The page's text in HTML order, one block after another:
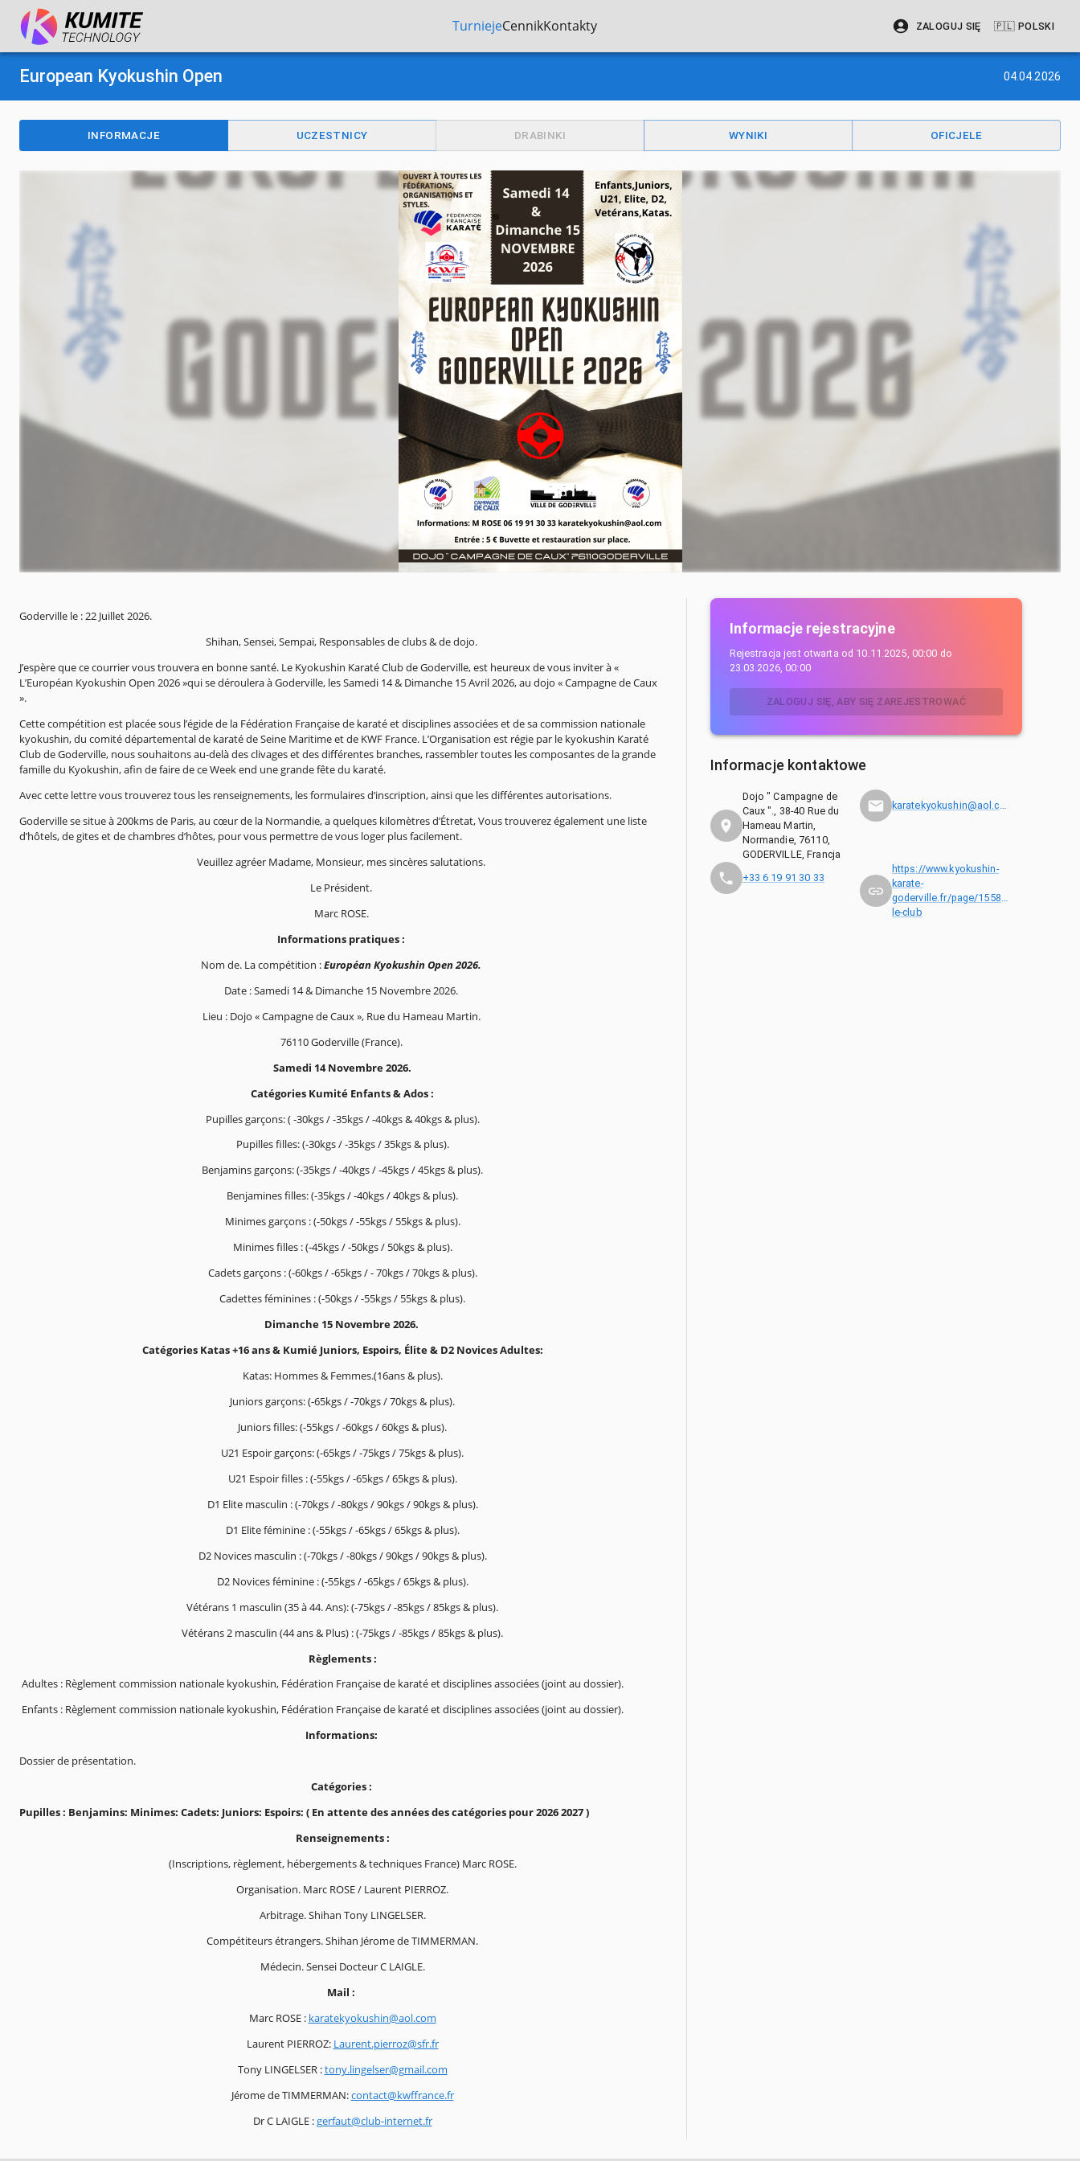
TurniejeCennikKontakty ZALOGUJ SIĘ 🇵🇱 POLSKI
European Kyokushin Open 04.04.2026
INFORMACJE UCZESTNICY DRABINKI WYNIKI OFICJELE
Goderville le : 22 Juillet 2026.
Shihan, Sensei, Sempai, Responsables de clubs & de dojo.
J’espère que ce courrier vous trouvera en bonne santé. Le Kyokushin Karaté Club de Goderville, est heureux de vous inviter à «
L’Européan Kyokushin Open 2026 »qui se déroulera à Goderville, les Samedi 14 & Dimanche 15 Avril 2026, au dojo « Campagne de Caux
».
Cette compétition est placée sous l’égide de la Fédération Française de karaté et disciplines associées et de sa commission nationale
kyokushin, du comité départemental de karaté de Seine Maritime et de KWF France. L’Organisation est régie par le kyokushin Karaté
Club de Goderville, nous souhaitons au-delà des clivages et des différentes branches, rassembler toutes les composantes de la grande
famille du Kyokushin, afin de faire de ce Week end une grande fête du karaté.
Avec cette lettre vous trouverez tous les renseignements, les formulaires d’inscription, ainsi que les différentes autorisations.
Goderville se situe à 200kms de Paris, au cœur de la Normandie, a quelques kilomètres d’Étretat, Vous trouverez également une liste
d’hôtels, de gites et de chambres d’hôtes, pour vous permettre de vous loger plus facilement.
Veuillez agréer Madame, Monsieur, mes sincères salutations.
Le Président.
Marc ROSE.
Informations pratiques :
Nom de. La compétition :Européan Kyokushin Open 2026.
Date : Samedi 14 & Dimanche 15 Novembre 2026.
Lieu : Dojo « Campagne de Caux », Rue du Hameau Martin.
76110 Goderville (France).
Samedi 14 Novembre 2026.
Catégories Kumité Enfants & Ados :
Pupilles garçons: ( -30kgs / -35kgs / -40kgs & 40kgs & plus).
Pupilles filles: (-30kgs / -35kgs / 35kgs & plus).
Benjamins garçons: (-35kgs / -40kgs / -45kgs / 45kgs & plus).
Benjamines filles: (-35kgs / -40kgs / 40kgs & plus).
Minimes garçons : (-50kgs / -55kgs / 55kgs & plus).
Minimes filles : (-45kgs / -50kgs / 50kgs & plus).
Cadets garçons : (-60kgs / -65kgs / - 70kgs / 70kgs & plus).
Cadettes féminines : (-50kgs / -55kgs / 55kgs & plus).
Dimanche 15 Novembre 2026.
Catégories Katas +16 ans & Kumié Juniors, Espoirs, Élite & D2 Novices Adultes:
Katas: Hommes & Femmes.(16ans & plus).
Juniors garçons: (-65kgs / -70kgs / 70kgs & plus).
Juniors filles: (-55kgs / -60kgs / 60kgs & plus).
U21 Espoir garçons: (-65kgs / -75kgs / 75kgs & plus).
U21 Espoir filles : (-55kgs / -65kgs / 65kgs & plus).
D1 Elite masculin : (-70kgs / -80kgs / 90kgs / 90kgs & plus).
D1 Elite féminine : (-55kgs / -65kgs / 65kgs & plus).
D2 Novices masculin : (-70kgs / -80kgs / 90kgs / 90kgs & plus).
D2 Novices féminine : (-55kgs / -65kgs / 65kgs & plus).
Vétérans 1 masculin (35 à 44. Ans): (-75kgs / -85kgs / 85kgs & plus).
Vétérans 2 masculin (44 ans & Plus) : (-75kgs / -85kgs / 85kgs & plus).
Règlements :
Adultes : Règlement commission nationale kyokushin, Fédération Française de karaté et disciplines associées (joint au dossier).
Enfants : Règlement commission nationale kyokushin, Fédération Française de karaté et disciplines associées (joint au dossier).
Informations:
Dossier de présentation.
Catégories :
Pupilles : Benjamins: Minimes: Cadets: Juniors: Espoirs: ( En attente des années des catégories pour 2026 2027 )
Renseignements :
(Inscriptions, règlement, hébergements & techniques France) Marc ROSE.
Organisation. Marc ROSE / Laurent PIERROZ.
Arbitrage. Shihan Tony LINGELSER.
Compétiteurs étrangers. Shihan Jérome de TIMMERMAN.
Médecin. Sensei Docteur C LAIGLE.
Mail :
Marc ROSE : karatekyokushin@aol.com
Laurent PIERROZ: Laurent.pierroz@sfr.fr
Tony LINGELSER :tony.lingelser@gmail.com
Jérome de TIMMERMAN:contact@kwffrance.fr
Dr C LAIGLE :gerfaut@club-internet.fr
Informacje rejestracyjne
Rejestracja jest otwarta od 10.11.2025, 00:00 do
23.03.2026, 00:00
ZALOGUJ SIĘ, ABY SIĘ ZAREJESTROWAĆ
Informacje kontaktowe
Dojo " Campagne de
Caux "., 38-40 Rue du
Hameau Martin,
Normandie, 76110,
GODERVILLE, Francja
karatekyokushin@aol.com
+33 6 19 91 30 33
https://www.kyokushin-
karate-
goderville.fr/page/1558910-
le-club